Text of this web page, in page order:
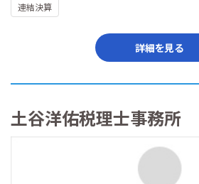
連結決算
詳細を見る
土谷洋佑税理士事務所